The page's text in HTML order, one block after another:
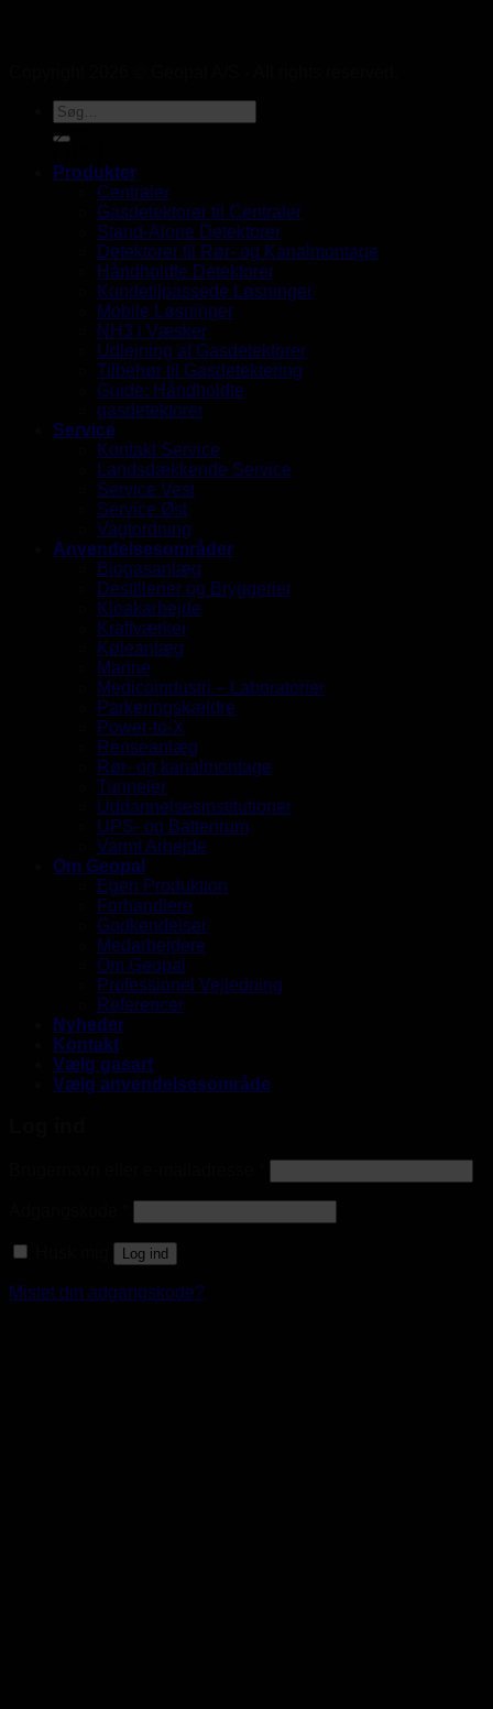
Produkter
Centraler
Gasdetektorer til Centraler
Stand-Alone Detektorer
Detektorer til Rør- og Kanalmontage
Håndholdte Detektorer
Kundetilpassede Løsninger
Mobile Løsninger
NH3 i Væsker
Udlejning af Gasdetektorer
Tilbehør til Gasdetektering
Guide: Håndholdte
gasdetektorer
Service
Kontakt Service
Landsdækkende Service
Service Vest
Service Øst
Vagtordning
Anvendelsesområder
Biogasanlæg
Destillerier og Bryggerier
Kloakarbejde
Kraftværker
Køleanlæg
Marine
Medicoindustri – Laboratorier
Parkeringskældre
Power-to-X
Renseanlæg
Rør- og kanalmontage
Tunneler
Uddannelsesinstitutioner
UPS- og Batterirum
Varmt Arbejde
Om Geopal
Egen Produktion
Forhandlere
Godkendelser
Medarbejdere
Om Geopal
Professionel Vejledning
Referencer
Nyheder
Kontakt
Vælg gasart
Vælg anvendelsesområde
Log ind
Mistet din adgangskode?